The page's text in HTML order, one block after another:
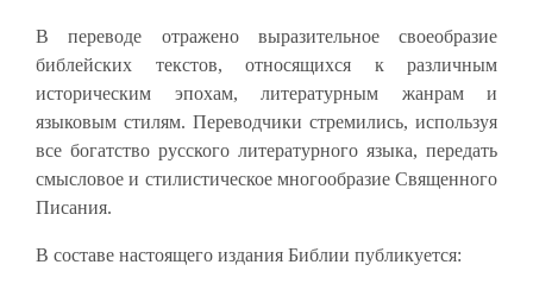
В переводе отражено выразительное своеобразие
библейских текстов, относящихся к раз­личным
историческим эпохам, литературным жанрам и
языковым стилям. Переводчики стремились, используя
все богатство русского литературного языка, передать
смысловое и сти­листическое многообразие Священного
Писания.
В составе настоящего издания Библии пуб­ликуется: